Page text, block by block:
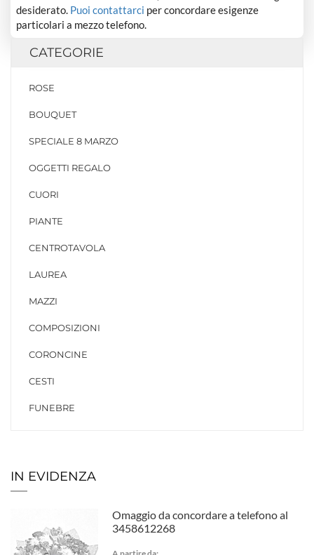
desiderato. Puoi contattarci per concordare esigenze
particolari a mezzo telefono.
CATEGORIE
ROSE
BOUQUET
SPECIALE 8 MARZO
OGGETTI REGALO
CUORI
PIANTE
CENTROTAVOLA
LAUREA
MAZZI
COMPOSIZIONI
CORONCINE
CESTI
FUNEBRE
IN EVIDENZA
Omaggio da concordare a telefono al
3458612268
A partire da: